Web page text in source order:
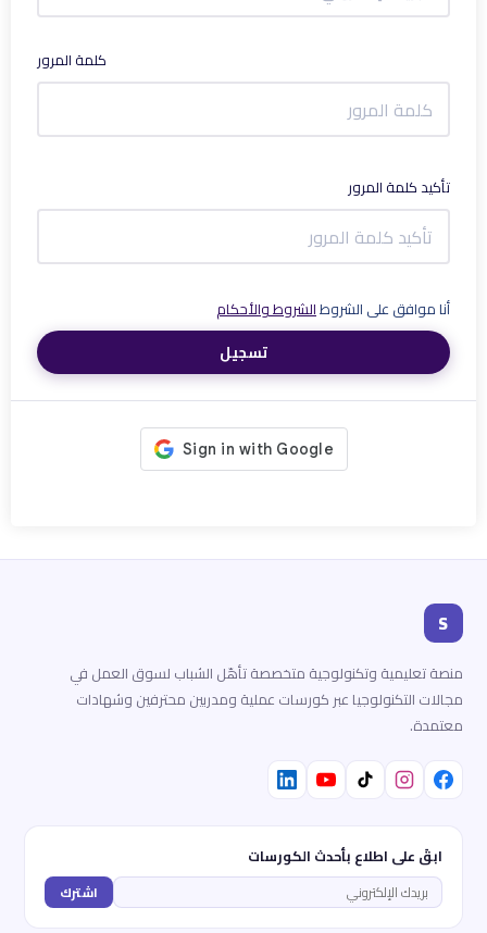
كلمة المرور
تأكيد كلمة المرور
أنا موافق على الشروطالشروط والأحكام
تسجيل
S
منصة تعليمية وتكنولوجية متخصصة تأهّل الشباب لسوق العمل في
مجالات التكنولوجيا عبر كورسات عملية ومدربين محترفين وشهادات
معتمدة.
ابقَ على اطلاع بأحدث الكورسات
اشترك